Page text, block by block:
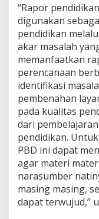
“Rapor
digunakan
pendidikan
akar masalah
memanfaatkan
perencanaan
identifikasi
pembenahan
pada kualitas
dari
pendidikan.
PBD ini dapat
agar materi
narasumber
masing masing,
dapat terwujud,”